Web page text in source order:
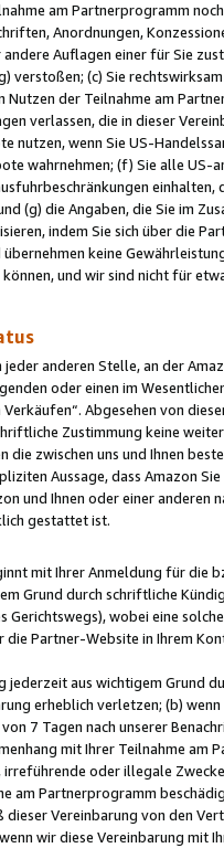
am Partnerprogramm
Anordnungen,
Auflagen einer für Sie
verstoßen; (c) Sie
Nutzen der Teilnahme am
verlassen, die in dieser
nutzen, wenn Sie US-
wahrnehmen; (f) Sie alle
(g) die Angaben, die Sie im
indem Sie sich über die
keine
und wir sind nicht für
jeder anderen Stelle, an der
oder einen im
Abgesehen von
Zustimmung keine
die zwischen uns und Ihnen
Aussage, dass Amazon
und Ihnen oder einer
gestattet ist.
mit Ihrer Anmeldung für die
Grund durch schriftliche
Gerichtswegs), wobei eine
die Partner-Website in Ihrem
jederzeit aus wichtigem Grund
erheblich verletzen; (b)
7 Tagen nach unserer
mit Ihrer Teilnahme am
oder illegale
am Partnerprogramm
dieser Vereinbarung von den
wir diese Vereinbarung mit